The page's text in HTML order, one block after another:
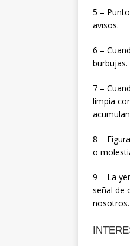
5 –
avisos.
6 –
burbujas.
7 –
limpia
8 –
o
9 – La
señal de
nosotros.